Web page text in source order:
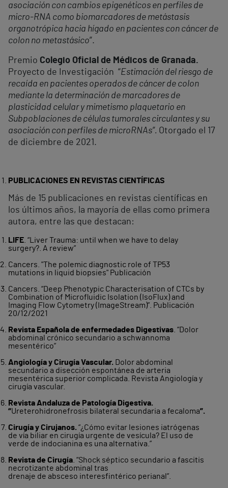
asociación con cambios epigenéticos en perfiles de
micro-RNA como biomarcadores de metástasis
organotrópica hacia hígado en pacientes con cáncer de
colon no metastásico”.
Premio Colegio Oficial de Médicos de Granada.
Proyecto de Investigación “Estimación del riesgo de
recaída en pacientes operados de cáncer de colon
mediante la determinación de marcadores de
plasticidad celular y mimetismo plaquetario en
Subpoblaciones de células tumorales circulantes y su
asociación con perfiles de microRNAs”. Otorgado el 17
de diciembre de 2021.
PUBLICACIONES EN REVISTAS CIENTÍFICAS
Más de 15 publicaciones en revistas científicas en
los últimos años, la mayoría de ellas como primera
autora, entre las que destacan:
LIFE. “Liver Trauma: until when we have to delay
surgery?. A review”
Cancers. "The polemic diagnostic role of TP53
mutations in liquid biopsies" Publicación
Cancers. “Deep Phenotypic Characterisation of CTCs by
Combination of Microfluidic Isolation (IsoFlux) and
Imaging Flow Cytometry (ImageStream)”. Publicación
20/12/2021
Revista Española de enfermedades Digestivas. “Dolor
abdominal crónico secundario a schwannoma
mesentérico”
Angiología y Cirugía Vascular. Dolor abdominal
secundario a disección espontánea de arteria
mesentérica superior complicada. Revista Angiología y
cirugía vascular.
Revista Andaluza de Patología Digestiva.
“Ureterohidronefrosis bilateral secundaria a fecaloma”.
Cirugía y Cirujanos. “¿Cómo evitar lesiones iatrógenas
de vía biliar en cirugía urgente de vesícula? El uso de
verde de indocianina es una alternativa.”
Revista de Cirugía. “Shock séptico secundario a fascitis
necrotizante abdominal tras
drenaje de absceso interesfintérico perianal”.